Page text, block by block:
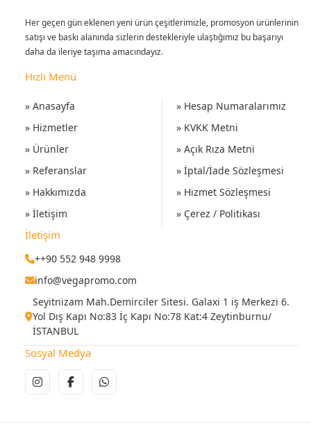
Her geçen gün eklenen yeni ürün çeşitlerimizle, promosyon ürünlerinin
satışı ve baskı alanında sizlerin destekleriyle ulaştığımız bu başarıyı
daha da ileriye taşıma amacındayız.
Hızlı Menü
» Anasayfa
» Hizmetler
» Ürünler
» Referanslar
» Hakkımızda
» İletişim
» Hesap Numaralarımız
» KVKK Metni
» Açık Rıza Metni
» İptal/İade Sözleşmesi
» Hizmet Sözleşmesi
» Çerez / Politikası
İletişim
++90 552 948 9998
info@vegapromo.com
Seyitnizam Mah.Demirciler Sitesi. Galaxi 1 iş Merkezi 6.
Yol Dış Kapı No:83 İç Kapı No:78 Kat:4 Zeytinburnu/
İSTANBUL
Sosyal Medya